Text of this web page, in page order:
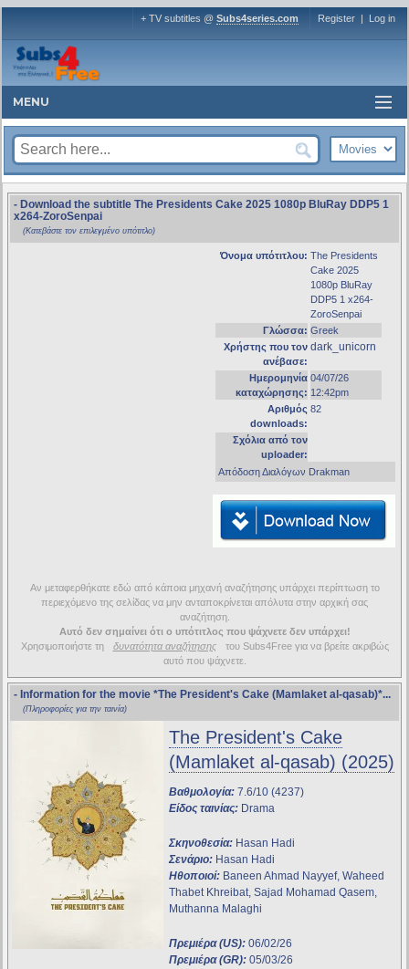
+ TV subtitles @ Subs4series.com Register | Log in
MENU
- Download the subtitle The Presidents Cake 2025 1080p BluRay DDP5 1
x264-ZoroSenpai
(Κατεβάστε τον επιλεγμένο υπότιτλο)
Όνομα υπότιτλου: The Presidents
Cake 2025
1080p BluRay
DDP5 1 x264-
ZoroSenpai
Γλώσσα: Greek
Χρήστης που τον
ανέβασε:
dark_unicorn
Ημερομηνία
καταχώρησης:
04/07/26
12:42pm
Αριθμός
downloads:
82
Σχόλια από τον
uploader:
Απόδοση Διαλόγων Drakman
Αν μεταφερθήκατε εδώ από κάποια μηχανή αναζήτησης υπάρχει περίπτωση το
περιεχόμενο της σελίδας να μην ανταποκρίνεται απόλυτα στην αρχική σας
αναζήτηση.
Αυτό δεν σημαίνει ότι ο υπότιτλος που ψάχνετε δεν υπάρχει!
Χρησιμοποιήστε τη
δυνατότητα αναζήτησης
του Subs4Free για να βρείτε ακριβώς
αυτό που ψάχνετε.
- Information for the movie *The President's Cake (Mamlaket al-qasab)*...
(Πληροφορίες για την ταινία)
The President's Cake
(Mamlaket al-qasab) (2025)
Βαθμολογία: 7.6/10 (4237)
Είδος ταινίας: Drama
Σκηνοθεσία: Hasan Hadi
Σενάριο: Hasan Hadi
Ηθοποιοί: Baneen Ahmad Nayyef, Waheed
Thabet Khreibat, Sajad Mohamad Qasem,
Muthanna Malaghi
Πρεμιέρα (US): 06/02/26
Πρεμιέρα (GR): 05/03/26